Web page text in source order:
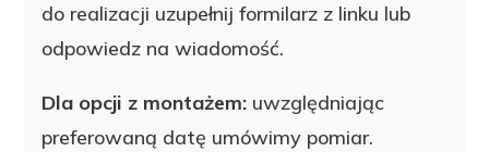
do realizacji uzupełnij formilarz z linku lub
odpowiedz na wiadomość.
Dla opcji z montażem: uwzględniając
preferowaną datę umówimy pomiar.